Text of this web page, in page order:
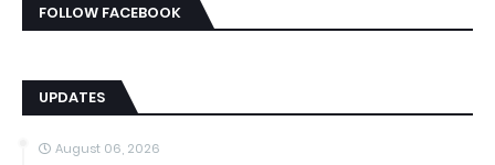
FOLLOW FACEBOOK
UPDATES
August 06, 2026